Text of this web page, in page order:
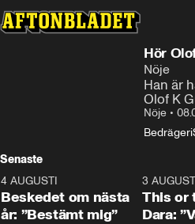
Hör
Nöje
Han är
Olof K
Nöje •
Bedrägeri
Senaste
0:24
4 AUGUSTI
Beskedet om nästa
år: ”Bestämt mig”
3
This or
Dara: